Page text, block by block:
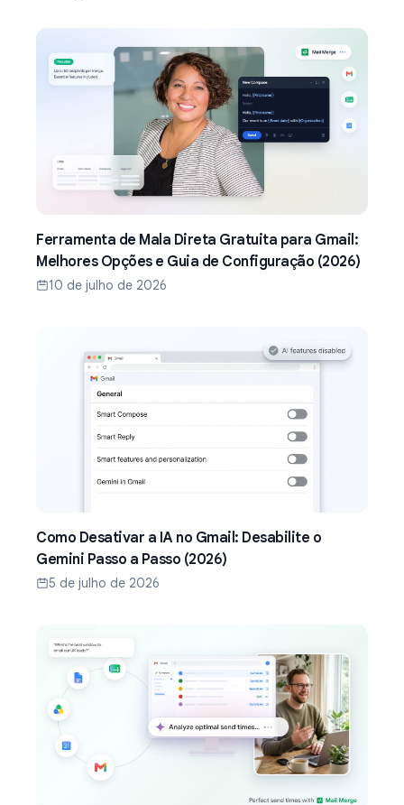
Ferramenta de Mala Direta Gratuita para Gmail:
Melhores Opções e Guia de Configuração (2026)
10 de julho de 2026
Como Desativar a IA no Gmail: Desabilite o
Gemini Passo a Passo (2026)
5 de julho de 2026